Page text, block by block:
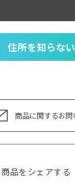
住所を知らな
商品に関するお問
品をシェアする